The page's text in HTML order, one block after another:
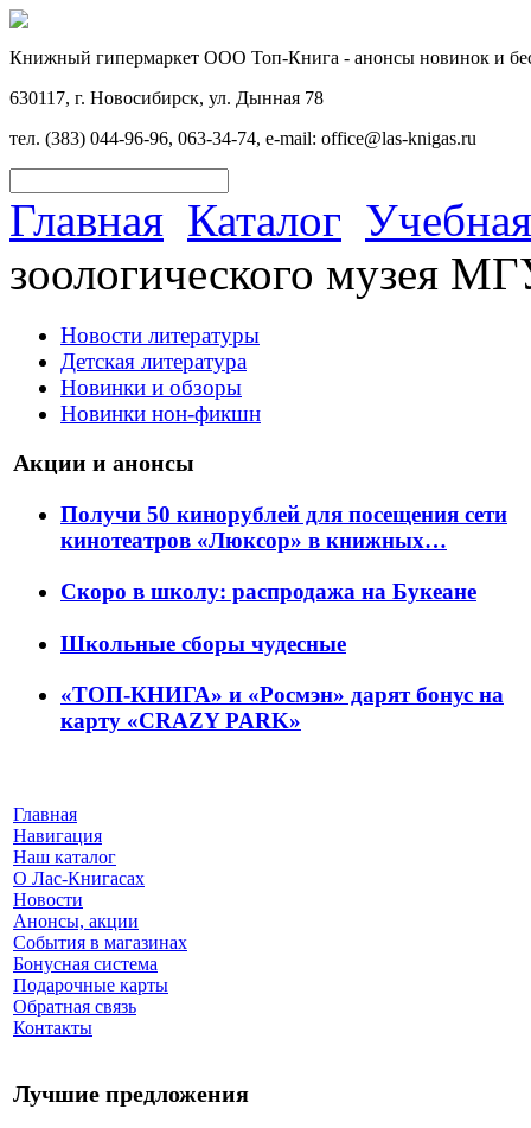
Книжный гипермаркет ООО Топ-Книга - анонсы новинок и
630117, г. Новосибирск, ул. Дынная 78
тел. (383) 044-96-96, 063-34-74, e-mail: office@las-knigas.ru
Главная Каталог
зоологического музея
Новости литературы
Детская литература
Новинки и обзоры
Новинки нон-фикшн
Акции и анонсы
Получи 50 кинорублей для посещения сети
кинотеатров «Люксор» в книжных…
Скоро в школу: распродажа на Букеане
Школьные сборы чудесные
«ТОП-КНИГА» и «Росмэн» дарят бонус на
карту «CRAZY PARK»
Главная
Навигация
Наш каталог
О Лас-Книгасах
Новости
Анонсы, акции
События в магазинах
Бонусная система
Подарочные карты
Обратная связь
Контакты
Лучшие предложения